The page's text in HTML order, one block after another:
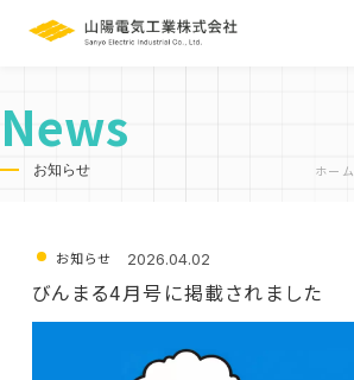
ホーム
企業情報
製品紹介
News
お知らせ ホーム
お知らせ 2026.04.02
びんまる4月号に掲載されました